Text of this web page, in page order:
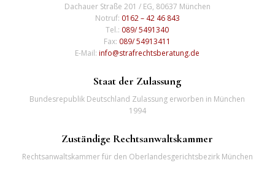
Dachauer Straße 201 / EG, 80637 München
Notruf: 0162 – 42 46 843
Tel.: 089/ 5491340
Fax: 089/ 54913411
E-Mail:info@strafrechtsberatung.de
Staat der Zulassung
Bundesrepublik Deutschland Zulassung erworben in München
1994
Zuständige Rechtsanwaltskammer
Rechtsanwaltskammer für den Oberlandesgerichtsbezirk München